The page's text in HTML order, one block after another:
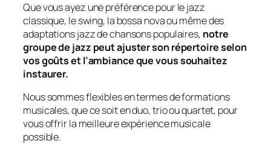
Que vous ayez une préférence pour le jazz
classique, le swing, la bossa nova ou même des
adaptations jazz de chansons populaires, notre
groupe de jazz peut ajuster son répertoire selon
vos goûts et l’ambiance que vous souhaitez
instaurer.
Nous sommes flexibles en termes de formations
musicales, que ce soit en duo, trio ou quartet, pour
vous offrir la meilleure expérience musicale
possible.